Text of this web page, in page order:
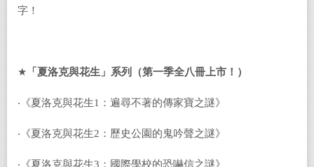
字！
★ 「夏洛克與花生」系列（第一季全八冊上市！）
‧《夏洛克與花生1：遍尋不著的傳家寶之謎》
‧《夏洛克與花生2：歷史公園的鬼吟聲之謎》
‧《夏洛克與花生3：國際學校的恐嚇信之謎》